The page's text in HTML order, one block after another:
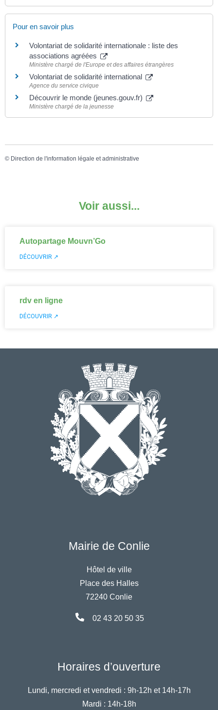
Pour en savoir plus
Volontariat de solidarité internationale : liste des
associations agréées
Ministère chargé de l'Europe et des affaires étrangères
Volontariat de solidarité international
Agence du service civique
Découvrir le monde (jeunes.gouv.fr)
Ministère chargé de la jeunesse
© Direction de l'information légale et administrative
Voir aussi...
Autopartage Mouvn’Go
DÉCOUVRIR ↗
rdv en ligne
DÉCOUVRIR ↗
Mairie de Conlie
Hôtel de ville
Place des Halles
72240 Conlie
02 43 20 50 35
Horaires d’ouverture
Lundi, mercredi et vendredi : 9h-12h et 14h-17h
Mardi : 14h-18h